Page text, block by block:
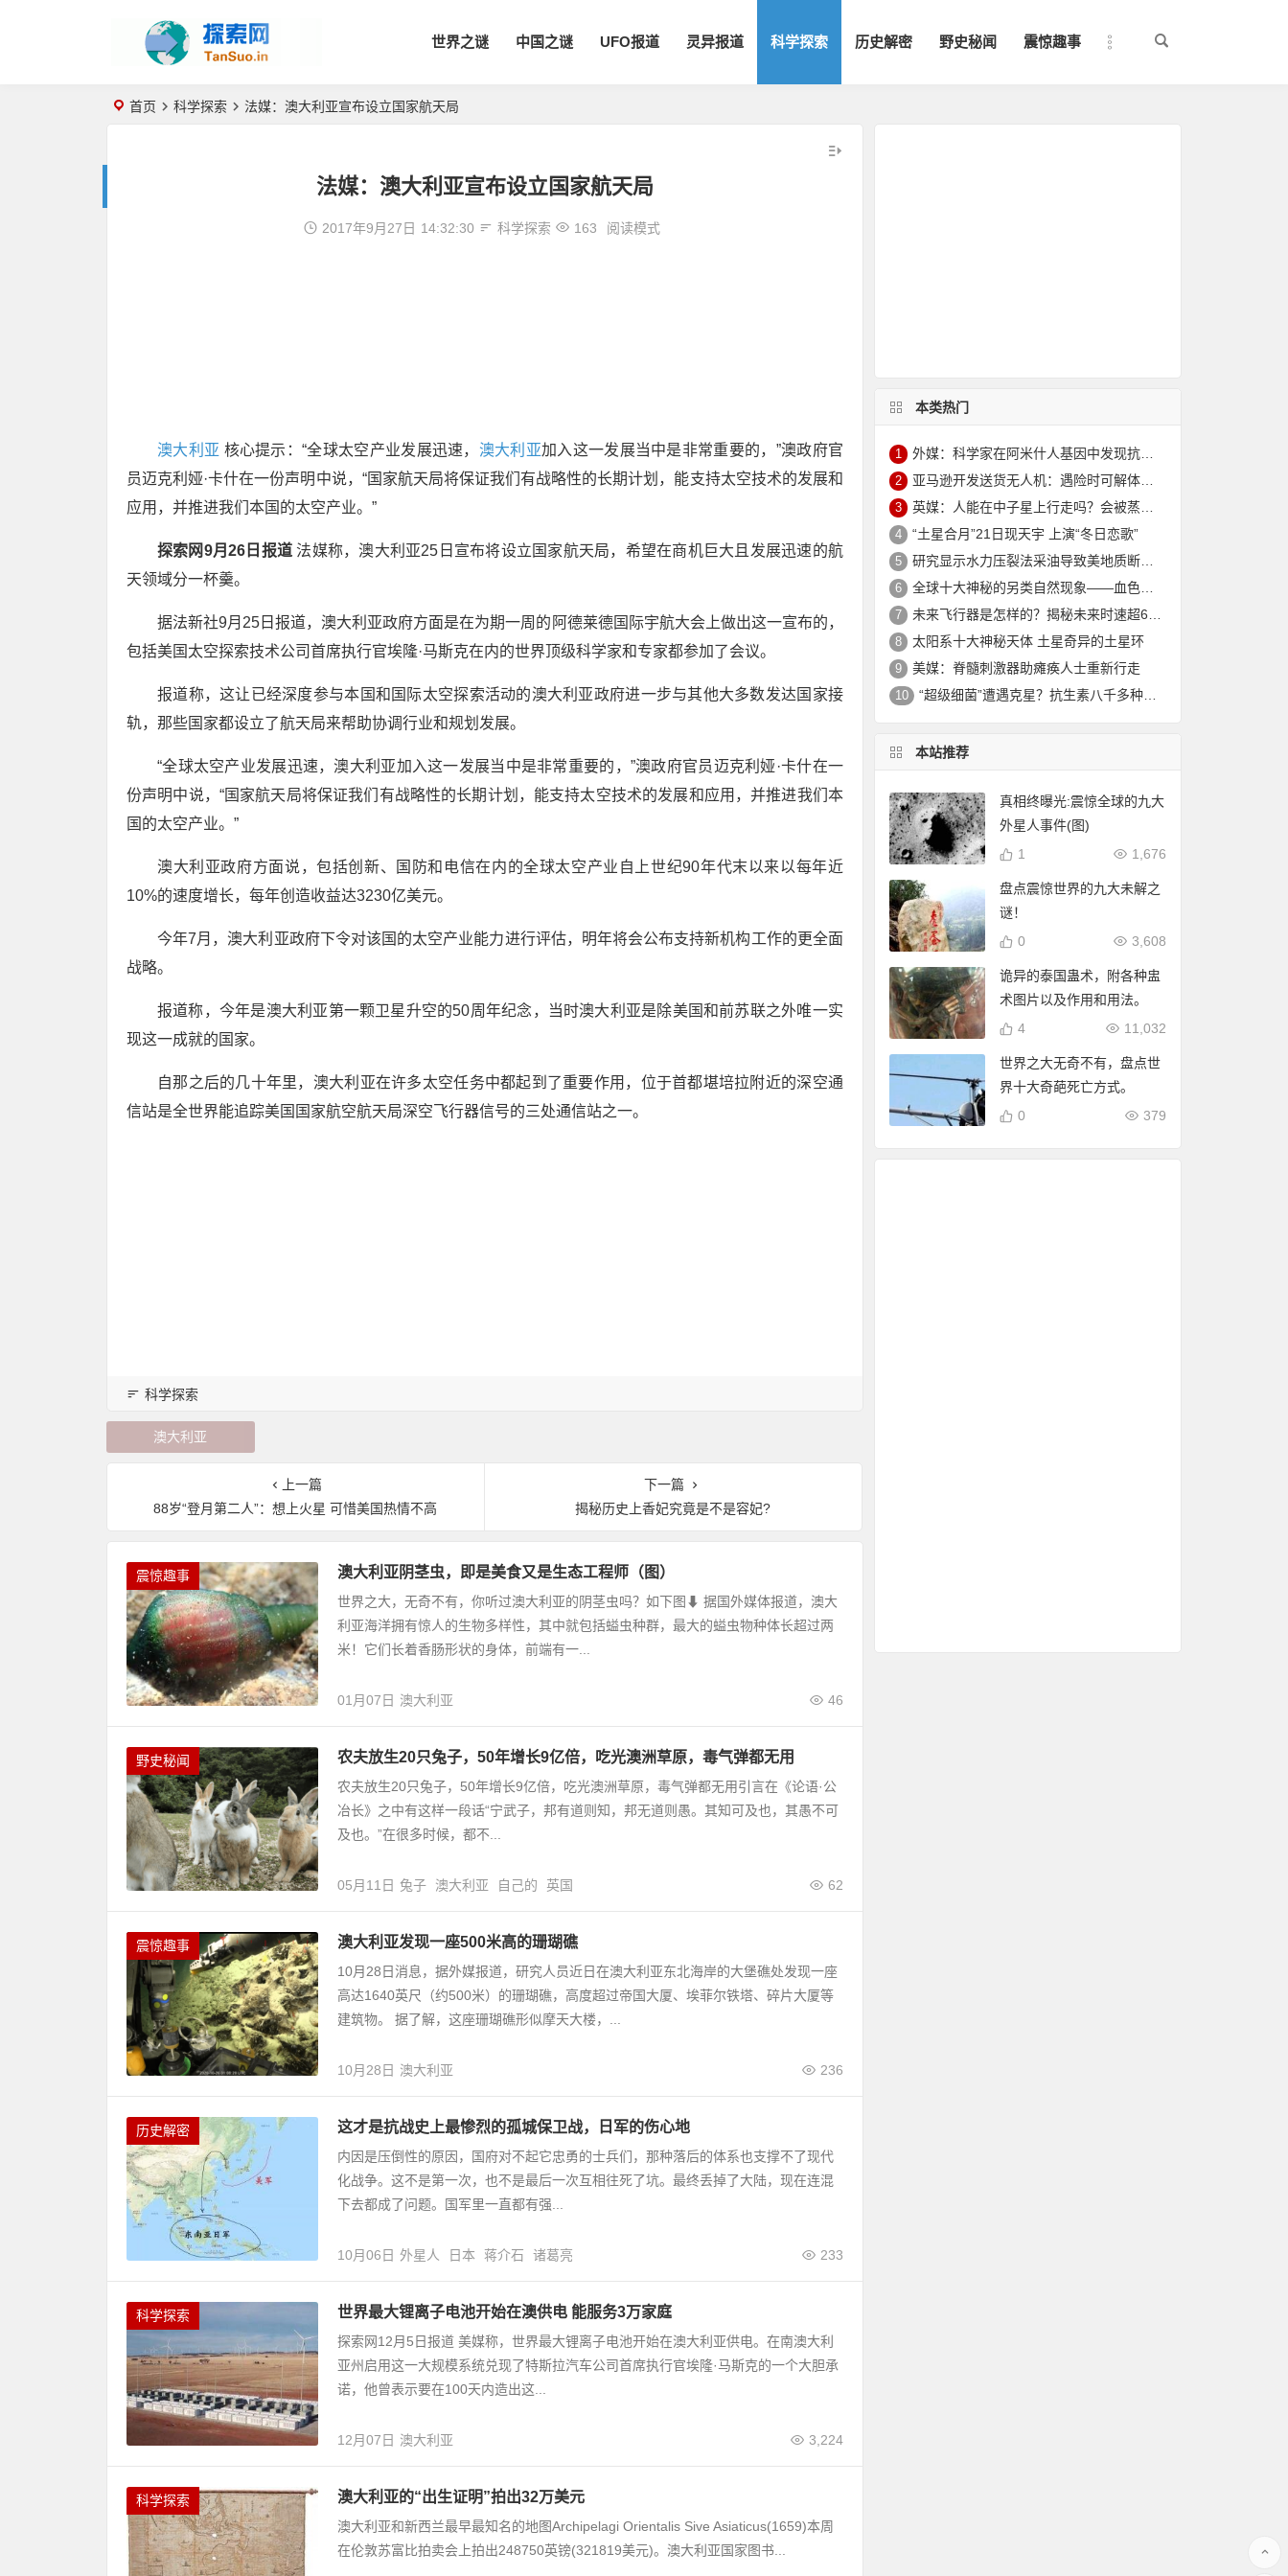
世界之谜 中国之谜 UFO报道 灵异报道 科学探索 历史解密 野史秘闻 震惊趣事
首页 科学探索 法媒：澳大利亚宣布设立国家航天局
法媒：澳大利亚宣布设立国家航天局
2017年9月27日 14:32:30 科学探索 163 阅读模式
澳大利亚 核心提示：“全球太空产业发展迅速， 澳大利亚加入这一发展当中是非常重要的，”澳政府官
员迈克利娅·卡什在一份声明中说，“国家航天局将保证我们有战略性的长期计划，能支持太空技术的发展和
应用，并推进我们本国的太空产业。”
探索网9月26日报道 法媒称，澳大利亚25日宣布将设立国家航天局，希望在商机巨大且发展迅速的航
天领域分一杯羹。
据法新社9月25日报道，澳大利亚政府方面是在为期一周的阿德莱德国际宇航大会上做出这一宣布的，
包括美国太空探索技术公司首席执行官埃隆·马斯克在内的世界顶级科学家和专家都参加了会议。
报道称，这让已经深度参与本国和国际太空探索活动的澳大利亚政府进一步与其他大多数发达国家接
轨，那些国家都设立了航天局来帮助协调行业和规划发展。
“全球太空产业发展迅速，澳大利亚加入这一发展当中是非常重要的，”澳政府官员迈克利娅·卡什在一
份声明中说，“国家航天局将保证我们有战略性的长期计划，能支持太空技术的发展和应用，并推进我们本
国的太空产业。”
澳大利亚政府方面说，包括创新、国防和电信在内的全球太空产业自上世纪90年代末以来以每年近
10%的速度增长，每年创造收益达3230亿美元。
今年7月，澳大利亚政府下令对该国的太空产业能力进行评估，明年将会公布支持新机构工作的更全面
战略。
报道称，今年是澳大利亚第一颗卫星升空的50周年纪念，当时澳大利亚是除美国和前苏联之外唯一实
现这一成就的国家。
自那之后的几十年里，澳大利亚在许多太空任务中都起到了重要作用，位于首都堪培拉附近的深空通
信站是全世界能追踪美国国家航空航天局深空飞行器信号的三处通信站之一。
科学探索
澳大利亚
上一篇
88岁“登月第二人”：想上火星 可惜美国热情不高
下一篇
揭秘历史上香妃究竟是不是容妃?
震惊趣事 澳大利亚阴茎虫，即是美食又是生态工程师（图）
世界之大，无奇不有，你听过澳大利亚的阴茎虫吗？如下图⬇ 据国外媒体报道，澳大
利亚海洋拥有惊人的生物多样性，其中就包括螠虫种群，最大的螠虫物种体长超过两
米！它们长着香肠形状的身体，前端有一...
01月07日 46
澳大利亚
野史秘闻 农夫放生20只兔子，50年增长9亿倍，吃光澳洲草原，毒气弹都无用
农夫放生20只兔子，50年增长9亿倍，吃光澳洲草原，毒气弹都无用引言在《论语·公
冶长》之中有这样一段话“宁武子，邦有道则知，邦无道则愚。其知可及也，其愚不可
及也。”在很多时候，都不...
05月11日 62
兔子 澳大利亚 自己的 英国
震惊趣事 澳大利亚发现一座500米高的珊瑚礁
10月28日消息，据外媒报道，研究人员近日在澳大利亚东北海岸的大堡礁处发现一座
高达1640英尺（约500米）的珊瑚礁，高度超过帝国大厦、埃菲尔铁塔、碎片大厦等
建筑物。 据了解，这座珊瑚礁形似摩天大楼，...
10月28日 236
澳大利亚
历史解密 这才是抗战史上最惨烈的孤城保卫战，日军的伤心地
内因是压倒性的原因，国府对不起它忠勇的士兵们，那种落后的体系也支撑不了现代
化战争。这不是第一次，也不是最后一次互相往死了坑。最终丢掉了大陆，现在连混
下去都成了问题。国军里一直都有强...
10月06日 233
外星人 日本 蒋介石 诸葛亮
科学探索 世界最大锂离子电池开始在澳供电 能服务3万家庭
探索网12月5日报道 美媒称，世界最大锂离子电池开始在澳大利亚供电。在南澳大利
亚州启用这一大规模系统兑现了特斯拉汽车公司首席执行官埃隆·马斯克的一个大胆承
诺，他曾表示要在100天内造出这...
12月07日 3,224
澳大利亚
科学探索 澳大利亚的“出生证明”拍出32万美元
澳大利亚和新西兰最早最知名的地图Archipelagi Orientalis Sive Asiaticus(1659)本周
在伦敦苏富比拍卖会上拍出248750英镑(321819美元)。澳大利亚国家图书...
本类热门
1 外媒：科学家在阿米什人基因中发现抗衰老突变 可延寿10年
2 亚马逊开发送货无人机：遇险时可解体坠入安全地
3 英媒：人能在中子星上行走吗？会被蒸发电离
4 “土星合月”21日现天宇 上演“冬日恋歌”
5 研究显示水力压裂法采油导致美地质断层重新活跃
6 全球十大神秘的另类自然现象——血色瀑布_大火瀑布_磁山等！
7 未来飞行器是怎样的？揭秘未来时速超6000公里的飞行器
8 太阳系十大神秘天体 土星奇异的土星环
9 美媒：脊髓刺激器助瘫痪人士重新行走
10 “超级细菌”遭遇克星？抗生素八千多种新组合效果惊人
本站推荐
真相终曝光:震惊全球的九大
外星人事件(图)
1,676
1
盘点震惊世界的九大未解之
谜！
3,608
0
诡异的泰国蛊术，附各种盅
术图片以及作用和用法。
11,032
4
世界之大无奇不有，盘点世
界十大奇葩死亡方式。
379
0